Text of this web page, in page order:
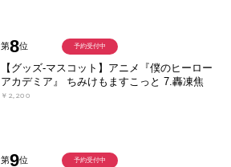
第8位
【グッズ-マスコット】アニメ『僕のヒーロー
アカデミア』 ちみけもますこっと 7.轟凍焦
￥2,200
予約受付中
第9位 予約受付中